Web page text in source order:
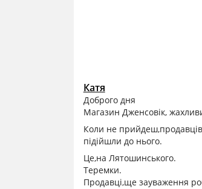
Катя
Доброго дня
Магазин Дженсовік,
Коли не
підійшли до нього.
Це,на Лятошинського.
Теремки.
Продавці,ще зауваження